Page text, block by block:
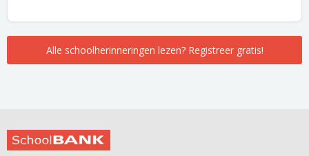
Alle schoolherinneringen lezen? Registreer gratis!